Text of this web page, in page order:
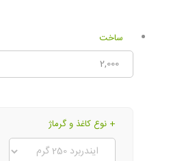
ساخت
+ نوع کاغذ و گرماژ